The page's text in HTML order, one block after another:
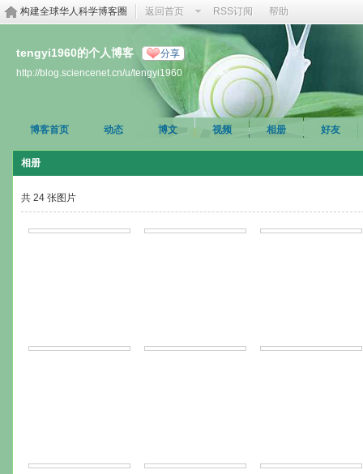
构建全球华人科学博客圈 返回首页 RSS订阅 帮助
tengyi1960的个人博客 分享
http://blog.sciencenet.cn/u/tengyi1960
博客首页 动态 博文 视频 相册 好友
相册
共 24 张图片